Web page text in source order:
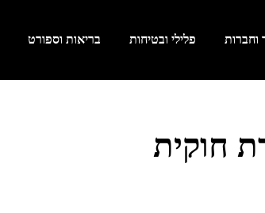
וחברות פלילי ובטיחות בריאות וספורט
חוקית